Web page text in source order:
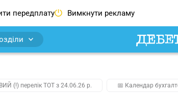
передплату Вимкнути рекламу
(!) перелік ТОТ з 24.06.26 р. 📅 Календар